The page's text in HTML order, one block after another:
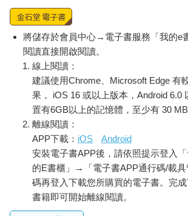
將儲存於會員中心→電子書服務「我的e
閱讀直接開啟閱讀。
線上閱讀：
建議使用Chrome、Microsoft Edge 有
果， iOS 16 或以上版本，Android 6.0
置有6GB以上的記憶體，至少有 30 MB
離線閱讀：
APP下載： iOS
Android
安裝電子書APP後，請依照提示登入
的E書櫃」→「電子書APP通行碼/載具
碼再登入下載您所購買的電子書。完成
書籍即可開始離線閱讀。